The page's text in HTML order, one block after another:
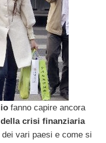
fanno capire ancora
crisi finanziaria
vari paesi e come si